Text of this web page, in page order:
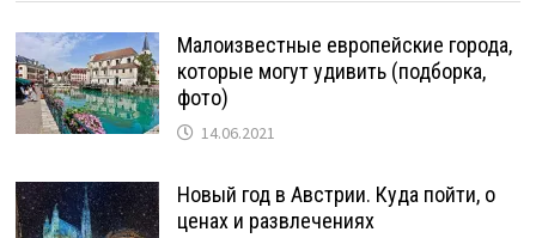
Малоизвестные европейские города,
которые могут удивить (подборка,
фото)
14.06.2021
Новый год в Австрии. Куда пойти, о
ценах и развлечениях